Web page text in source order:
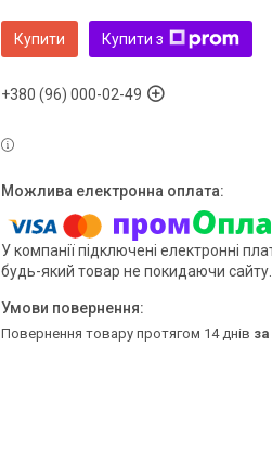
Купити Купити з
+380 (96) 000-02-49
У компанії підключені електронні
будь-який товар не покидаючи сайту.
повернення товару протягом 14 днів